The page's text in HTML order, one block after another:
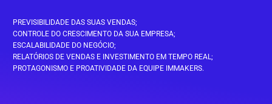
PREVISIBILIDADE DAS SUAS VENDAS;
CONTROLE DO CRESCIMENTO DA SUA EMPRESA;
ESCALABILIDADE DO NEGÓCIO;
RELATÓRIOS DE VENDAS E INVESTIMENTO EM TEMPO REAL;
PROTAGONISMO E PROATIVIDADE DA EQUIPE IMMAKERS.